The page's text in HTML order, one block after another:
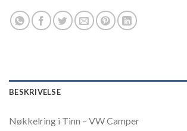
BESKRIVELSE
Nøkkelring i Tinn – VW Camper